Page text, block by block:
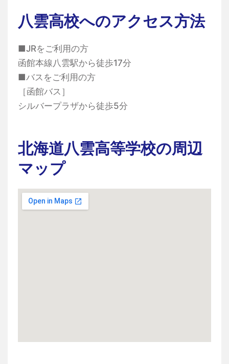
八雲高校へのアクセス方法
■JRをご利用の方
函館本線八雲駅から徒歩17分
■バスをご利用の方
［函館バス］
シルバープラザから徒歩5分
北海道八雲高等学校の周辺
マップ